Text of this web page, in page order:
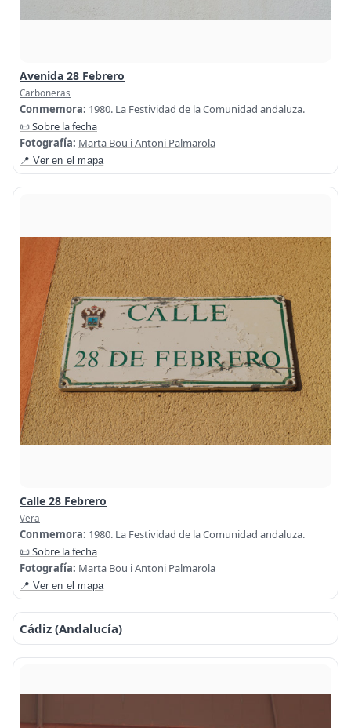
Avenida 28 Febrero
Carboneras
Conmemora: 1980. La Festividad de la Comunidad andaluza.
📜 Sobre la fecha
Fotografía: Marta Bou i Antoni Palmarola
📍 Ver en el mapa
Calle 28 Febrero
Vera
Conmemora: 1980. La Festividad de la Comunidad andaluza.
📜 Sobre la fecha
Fotografía: Marta Bou i Antoni Palmarola
📍 Ver en el mapa
Cádiz (Andalucía)